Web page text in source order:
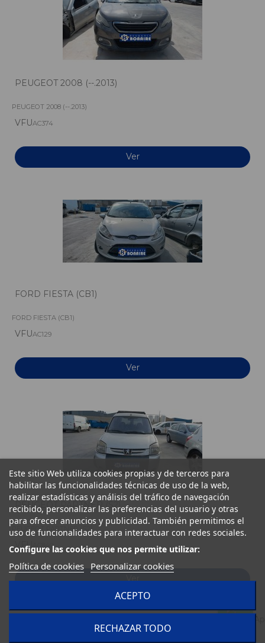
PEUGEOT 2008 (--.2013)
PEUGEOT 2008 (--.2013)
VFUAC374
Ver
FORD FIESTA (CB1)
FORD FIESTA (CB1)
VFUAC129
Ver
PEUGEOT PARTNER (S2)
PEUGEOT PARTNER (S2)
VFU AC840
Ver
Este sitio Web utiliza cookies propias y de terceros para
habilitar las funcionalidades técnicas de uso de la web,
realizar estadísticas y análisis del tráfico de navegación
recibido, personalizar las preferencias del usuario y otras
para ofrecer anuncios y publicidad. También permitimos el
uso de funcionalidades para interactuar con redes sociales.
Configure las cookies que nos permite utilizar:
Política de cookies Personalizar cookies
RECHAZAR TODO
ACEPTO